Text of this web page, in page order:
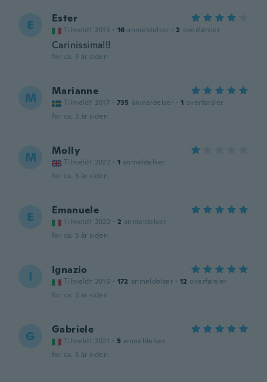
E Ester
Tilmeldt 2015 · 16 anmeldelser · 2 overførsler
Carinissima!!!
for ca. 3 år siden
M Marianne
Tilmeldt 2017 · 735 anmeldelser · 1 overførsler
for ca. 3 år siden
M Molly
Tilmeldt 2022 · 1 anmeldelser
for ca. 3 år siden
E Emanuele
Tilmeldt 2022 · 2 anmeldelser
for ca. 3 år siden
I Ignazio
Tilmeldt 2016 · 172 anmeldelser · 12 overførsler
for ca. 3 år siden
G Gabriele
Tilmeldt 2021 · 5 anmeldelser
for ca. 3 år siden